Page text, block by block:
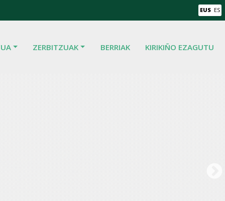
EUS ES
ZERBITZUAK BERRIAK KIRIKIÑO EZAGUTU